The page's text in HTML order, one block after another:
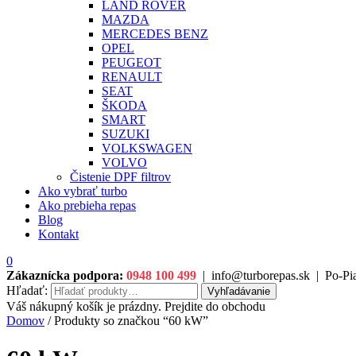
LAND ROVER
MAZDA
MERCEDES BENZ
OPEL
PEUGEOT
RENAULT
SEAT
ŠKODA
SMART
SUZUKI
VOLKSWAGEN
VOLVO
Čistenie DPF filtrov
Ako vybrať turbo
Ako prebieha repas
Blog
Kontakt
0
Zákaznícka podpora: 0948 100 499 | info@turborepas.sk | Po-
Hľadať:
Vyhľadávanie
Váš nákupný košík je prázdny. Prejdite do obchodu
Domov / Produkty so značkou “60 kW”